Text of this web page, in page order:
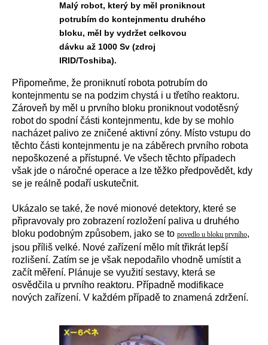
Malý robot, který by měl proniknout
potrubím do kontejnmentu druhého
bloku, měl by vydržet celkovou
dávku až 1000 Sv (zdroj
IRID/Toshiba).
Připomeňme, že proniknutí robota potrubím do
kontejnmentu se na podzim chystá i u třetího reaktoru.
Zároveň by měl u prvního bloku proniknout vodotěsný
robot do spodní části kontejnmentu, kde by se mohlo
nacházet palivo ze zničené aktivní zóny. Místo vstupu do
těchto části kontejnmentu je na záběrech prvního robota
nepoškozené a přístupné. Ve všech těchto případech
však jde o náročné operace a lze těžko předpovědět, kdy
se je reálně podaří uskutečnit.
Ukázalo se také, že nové mionové detektory, které se
připravovaly pro zobrazení rozložení paliva u druhého
bloku podobným způsobem, jako se to povedlo u bloku prvního,
jsou příliš velké. Nové zařízení mělo mít třikrát lepší
rozlišení. Zatím se je však nepodařilo vhodně umístit a
začít měření. Plánuje se využití sestavy, která se
osvědčila u prvního reaktoru. Případně modifikace
nových zařízení. V každém případě to znamená zdržení.